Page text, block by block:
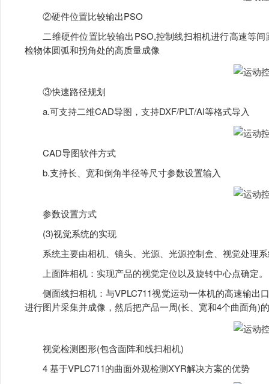
②硬件位置比较输出PSO
二维硬件位置比较输出PSO,控制线扫相机进行高速等间
检物体圆弧和拐角处的高质量成像
③快速路径规划
a.可支持二维CAD导图，支持DXF/PLT/AI等格式导入
CAD导图软件方式
b.支持长、宽和倒角半径等尺寸参数设置输入
参数设置方式
(3)视觉系统的实现
系统主要由相机、镜头、光源、光源控制盒、视觉处理系
上面阵相机：实现产品的视觉定位以及旋转中心点确定。
侧面线扫相机：与VPLC711视觉运动一体机的高速输出
进行图片采集并成像，然后把产品一周(长、宽和4个曲面角)
视觉检测图形(包含面阵和线扫相机)
4 基于VPLC711的曲面外观检测XYR解决方案的优势